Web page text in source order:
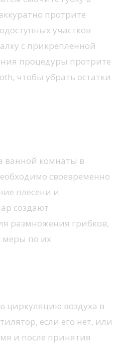
протрите
участков
с прикрепленной
процедуры протрите
чтобы убрать остатки
ванной комнаты в
своевременно
плесени и
создают
размножения грибков,
меры по их
циркуляцию воздуха в
если его нет, или
и после принятия